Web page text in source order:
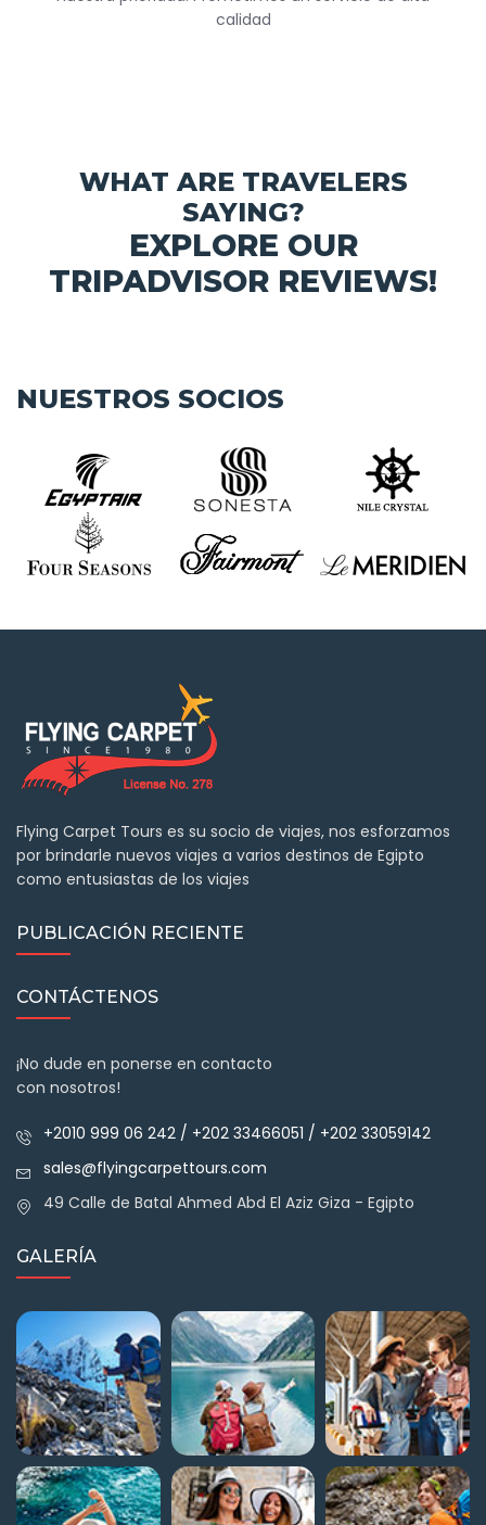
calidad
WHAT ARE TRAVELERS
SAYING?
EXPLORE OUR
TRIPADVISOR REVIEWS!
NUESTROS SOCIOS
Flying Carpet Tours es su socio de viajes, nos esforzamos
por brindarle nuevos viajes a varios destinos de Egipto
como entusiastas de los viajes
PUBLICACIÓN RECIENTE
CONTÁCTENOS
¡No dude en ponerse en contacto
con nosotros!
+2010 999 06 242 / +202 33466051 / +202 33059142
sales@flyingcarpettours.com
49 Calle de Batal Ahmed Abd El Aziz Giza - Egipto
GALERÍA